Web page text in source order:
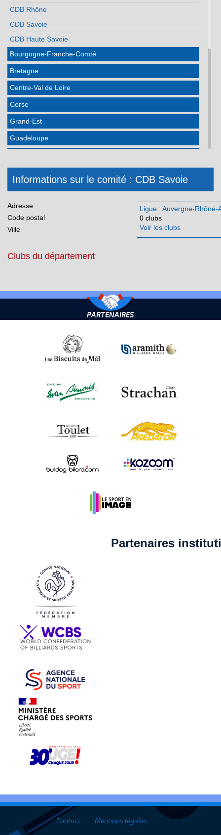
CDB Rhône
CDB Savoie
CDB Haute Savoie
Bourgogne-Franche-Comté
Bretagne
Centre-Val de Loire
Corse
Grand-Est
Guadeloupe
Méditerranée
Normandie
Occitanie
Réunion
Informations sur le comité : CDB Savoie
Adresse
Code postal
Ville
Ligue : Auvergne-Rhône-
0 clubs
Voir les clubs
Clubs du département
PARTENAIRES
Partenaires
Contact Mentions légales